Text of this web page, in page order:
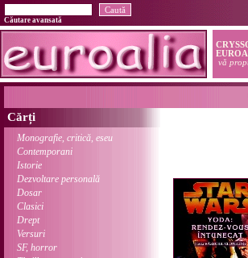
Căutare avansată
Cărți
Monografie, critică, eseu
Contemporani
Istorie
Dezvoltare personală
Dosar
Clasici
Drept
Versuri
SF, horror